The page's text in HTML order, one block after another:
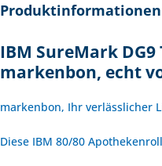
Produktinformationen
IBM SureMark
markenbon, echt
markenbon, Ihr verlässlicher
Diese IBM 80/80